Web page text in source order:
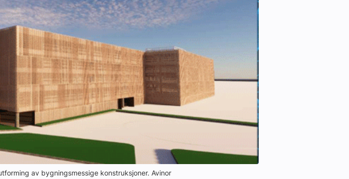
av bygningsmessige konstruksjoner. Avinor